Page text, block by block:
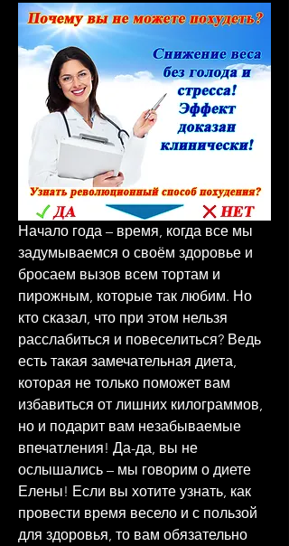
Начало года – время, когда все мы
задумываемся о своём здоровье и
бросаем вызов всем тортам и
пирожным, которые так любим. Но
кто сказал, что при этом нельзя
расслабиться и повеселиться? Ведь
есть такая замечательная диета,
которая не только поможет вам
избавиться от лишних килограммов,
но и подарит вам незабываемые
впечатления! Да-да, вы не
ослышались – мы говорим о диете
Елены! Если вы хотите узнать, как
провести время весело и с пользой
для здоровья, то вам обязательно